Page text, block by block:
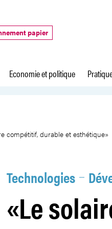
papier
Economie et politique
compétitif, durable et esthétique»
Technologies
«Le